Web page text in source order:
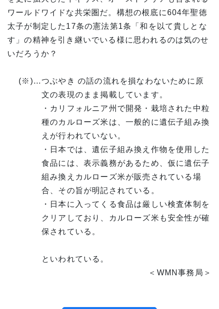
ワールドワイドな共栄圏だ。構想の根底に604年聖徳
太子が制定した17条の憲法第1条「和を以て貴しとな
す」の精神を引き継いでいる様に思われるのは気のせ
いだろうか？
(※)…つぶやき の話の流れを損なわないために原
文の表現のまま掲載しています。
・カリフォルニア州で開発・栽培された中粒
種のカルローズ米は、一般的に遺伝子組み換
えが行われていない。
・日本では、遺伝子組み換え作物を使用した
食品には、表示義務があるため、仮に遺伝子
組み換えカルローズ米が販売されている場
合、その旨が明記されている。
・日本に入ってくる食品は厳しい検査体制を
クリアしており、カルローズ米も安全性が確
保されている。
といわれている。
＜WMN事務局＞